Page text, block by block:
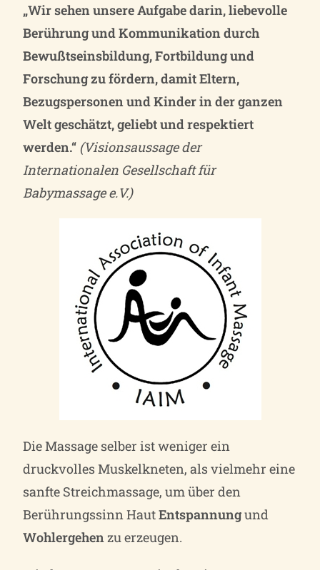
„Wir sehen unsere Aufgabe darin, liebevolle
Berührung und Kommunikation durch
Bewußtseinsbildung, Fortbildung und
Forschung zu fördern, damit Eltern,
Bezugspersonen und Kinder in der ganzen
Welt geschätzt, geliebt und respektiert
werden.“ (Visionsaussage der
Internationalen Gesellschaft für
Babymassage e.V.)
Die Massage selber ist weniger ein
druckvolles Muskelkneten, als vielmehr eine
sanfte Streichmassage, um über den
Berührungssinn HautEntspannungund
Wohlergehen zu erzeugen.